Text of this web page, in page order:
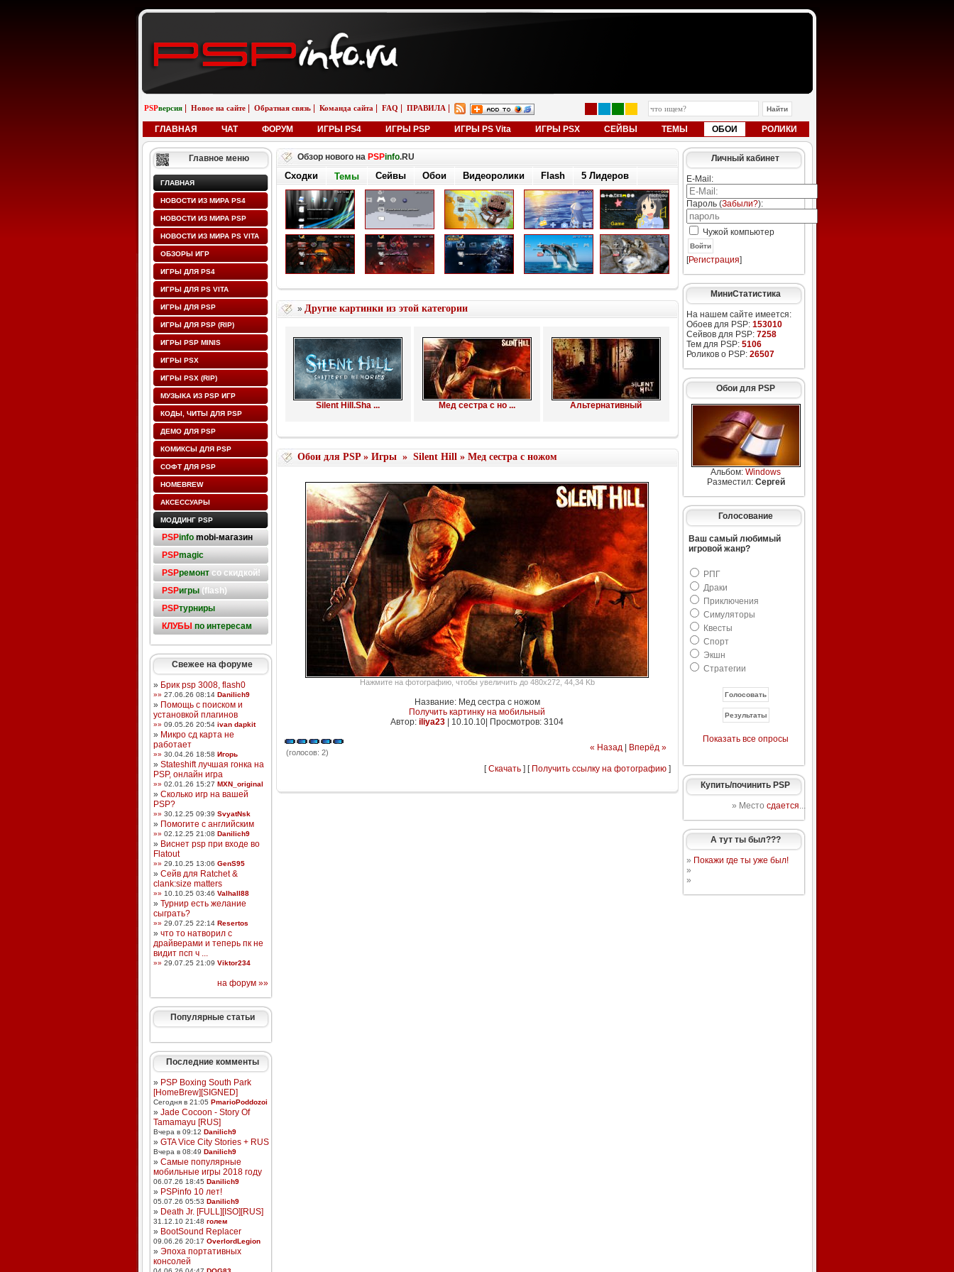
PSPверсия Новое на сайте Обратная связь Команда сайта FAQ ПРАВИЛА
ГЛАВНАЯ ЧАТ ФОРУМ ИГРЫ PS4 ИГРЫ PSP ИГРЫ PS Vita ИГРЫ PSX СЕЙВЫ ТЕМЫ ОБОИ РОЛИКИ
Главное меню
ГЛАВНАЯ
НОВОСТИ ИЗ МИРА PS4
НОВОСТИ ИЗ МИРА PSP
НОВОСТИ ИЗ МИРА PS VITA
ОБЗОРЫ ИГР
ИГРЫ ДЛЯ PS4
ИГРЫ ДЛЯ PS VITA
ИГРЫ ДЛЯ PSP
ИГРЫ ДЛЯ PSP (RIP)
ИГРЫ PSP MINIS
ИГРЫ PSX
ИГРЫ PSX (RIP)
МУЗЫКА ИЗ PSP ИГР
КОДЫ, ЧИТЫ ДЛЯ PSP
ДЕМО ДЛЯ PSP
КОМИКСЫ ДЛЯ PSP
СОФТ ДЛЯ PSP
HOMEBREW
АКСЕССУАРЫ
МОДДИНГ PSP
PSPinfo mobi-магазин
PSPmagic
PSPремонтсо скидкой!
PSPигры(flash)
PSPтурниры
КЛУБЫ по интересам
Свежее на форуме
» Брик psp 3008, flash0
»» 27.06.26 08:14 Danilich9
» Помощь с поиском и
установкой плагинов
»» 09.05.26 20:54 ivan dapkit
» Микро сд карта не
работает
»» 30.04.26 18:58 Игорь
» Stateshift лучшая гонка на
PSP, онлайн игра
»» 02.01.26 15:27 MXN_original
» Сколько игр на вашей
PSP?
»» 30.12.25 09:39 SvyatNsk
» Помогите с английским
»» 02.12.25 21:08 Danilich9
» Виснет psp при входе во
Flatout
»» 29.10.25 13:06 GenS95
» Сейв для Ratchet &
clank:size matters
»» 10.10.25 03:46 Valhall88
» Турнир есть желание
сыграть?
»» 29.07.25 22:14 Resertos
» что то натворил с
драйверами и теперь пк не
видит псп ч ...
»» 29.07.25 21:09 Viktor234
на форум »»
Популярные статьи
Последние комменты
» PSP Boxing South Park
[HomeBrew][SIGNED]
Сегодня в 21:05 PmarioPoddozoi
» Jade Cocoon - Story Of
Tamamayu [RUS]
Вчера в 09:12 Danilich9
» GTA Vice City Stories + RUS
Вчера в 08:49 Danilich9
» Самые популярные
мобильные игры 2018 году
06.07.26 18:45 Danilich9
» PSPinfo 10 лет!
05.07.26 05:53 Danilich9
» Death Jr. [FULL][ISO][RUS]
31.12.10 21:48 голем
» BootSound Replacer
09.06.26 20:17 OverlordLegion
» Эпоха портативных
консолей
Обзор нового на PSPinfo.RU
Сходки Темы Сейвы Обои Видеоролики Flash 5 Лидеров
» Другие картинки из этой категории
Silent Hill.Sha ... Мед сестра с но ... Альтернативный
Обои для PSP» Игры» Silent Hill» Мед сестра с ножом
Нажмите на фотографию, чтобы увеличить до 480x272, 44,34 Kb
Название: Мед сестра с ножом
Получить картинку на мобильный
Автор: iliya23 10.10.10| Просмотров: 3104
(голосов: 2) « Назад| Вперёд »
[Скачать] [ Получить ссылку на фотографию]
Личный кабинет
E-Mail:
Пароль (Забыли?):
Чужой компьютер
Войти
[Регистрация]
МиниСтатистика
На нашем сайте имеется:
Обоев для PSP: 153010
Сейвов для PSP: 7258
Тем для PSP: 5106
Роликов о PSP: 26507
Обои для PSP
Альбом: Windows
Разместил: Сергей
Голосование
Ваш самый любимый
игровой жанр?
РПГ
Драки
Приключения
Симуляторы
Квесты
Спорт
Экшн
Стратегии
Показать все опросы
Купить/починить PSP
» Место сдается...
А тут ты был???
» Покажи где ты уже был!
»
»